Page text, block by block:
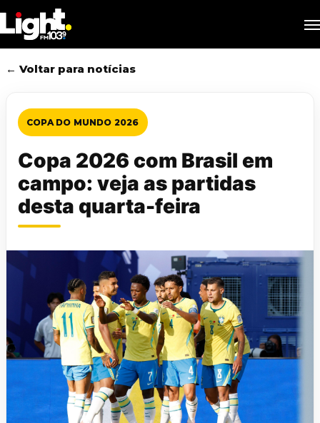
to
main
content
← Voltar para notícias
COPA DO MUNDO 2026
Copa 2026 com Brasil em
campo: veja as partidas
desta quarta-feira